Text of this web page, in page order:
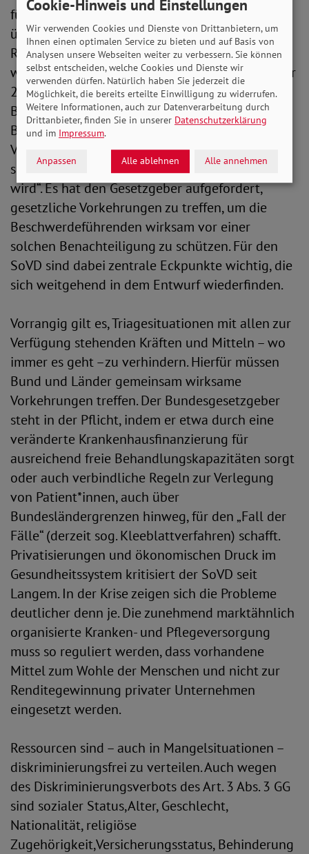
fürchten sie, bei Zuteilung knapper,
überlebenswichtiger intensivmedizinischer
Ressourcen (Triage) unzulässig benachteiligt zu
werden. Mit seinem Beschluss vom 28. Dezember
2021 (BVerfG 1 BvR 154/20) erkennt das
Bundesverfassungsgericht an, dass „eine
Behinderung pauschal mit Komorbiditäten in
Verbindung gebracht oder stereotyp mit
schlechten Genesungsaussichten verbunden
wird“. Es hat den Gesetzgeber aufgefordert,
gesetzliche Vorkehrungen zu treffen, um die
Beschwerdeführenden wirksam vor einer
solchen Benachteiligung zu schützen. Für den
SoVD sind dabei zentrale Eckpunkte wichtig, die
sich weitgehend in dem Entwurf wiederfinden.
Vorrangig gilt es, Triagesituationen mit allen zur
Verfügung stehenden Kräften und Mitteln – wo
immer es geht –zu verhindern. Hierfür müssen
Bund und Länder gemeinsam wirksame
Vorkehrungen treffen. Der Bundesgesetzgeber
steht in der Pflicht, indem er etwa durch eine
veränderte Krankenhausfinanzierung für
ausreichend freie Behandlungskapazitäten sorgt
oder auch verbindliche Regeln zur Verlegung
von Patient*innen, auch über
Bundesländergrenzen hinweg, für den „Fall der
Fälle“ (derzeit sog. Kleeblattverfahren) schafft.
Privatisierungen und ökonomischen Druck im
Gesundheitssystem kritisiert der SoVD seit
Langem. In der Krise zeigen sich die Probleme
deutlicher denn je. Die zunehmend marktähnlich
organisierte Kranken- und Pflegeversorgung
muss so reguliert werden, dass vorhandene
Mittel zum Wohle der Menschen und nicht zur
Renditegewinnung privater Unternehmen
eingesetzt werden.
Ressourcen sind – auch in Mangelsituationen –
diskriminierungsfrei zu verteilen. Auch wegen
des Diskriminierungsverbots des Art. 3 Abs. 3 GG
sind sozialer Status,Alter, Geschlecht,
Nationalität, religiöse
Zugehörigkeit,Versicherungsstatus, Behinderung
Cookie-Hinweis und Einstellungen
Wir verwenden Cookies und Dienste von Drittanbietern, um
Ihnen einen optimalen Service zu bieten und auf Basis von
Analysen unsere Webseiten weiter zu verbessern. Sie können
selbst entscheiden, welche Cookies und Dienste wir
verwenden dürfen. Natürlich haben Sie jederzeit die
Möglichkeit, die bereits erteilte Einwilligung zu widerrufen.
Weitere Informationen, auch zur Datenverarbeitung durch
Drittanbieter, finden Sie in unserer Datenschutzerklärung
und im Impressum.
Anpassen Alle ablehnen Alle annehmen